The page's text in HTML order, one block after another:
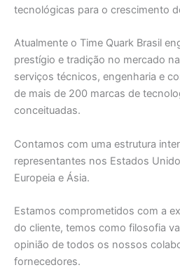
tecnológicas para o crescimento
Atualmente o Time Quark Brasil
prestígio e tradição no mercado
serviços técnicos, engenharia e
de mais de 200 marcas de
conceituadas.
Contamos com uma estrutura
representantes nos Estados
Europeia e Ásia.
Estamos comprometidos com a
do cliente, temos como filosofia
opinião de todos os nossos
fornecedores.